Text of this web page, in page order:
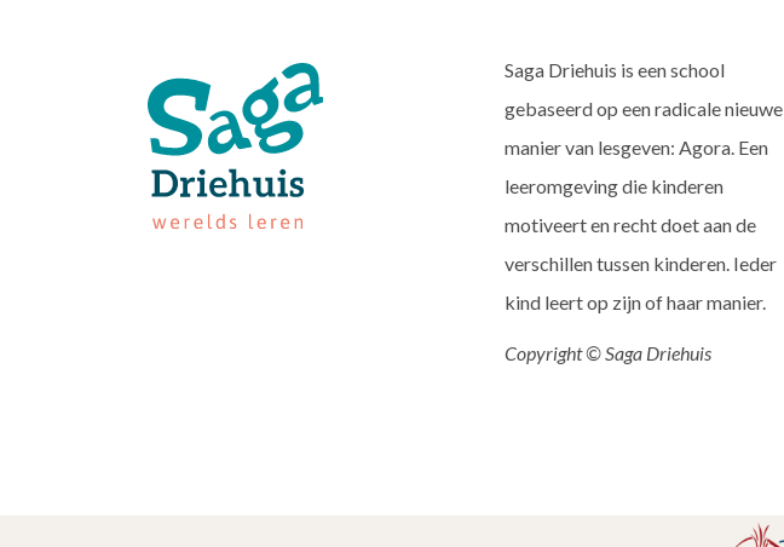
Saga Driehuis is een school
gebaseerd op een radicale nieuwe
manier van lesgeven: Agora. Een
leeromgeving die kinderen
motiveert en recht doet aan de
verschillen tussen kinderen. Ieder
kind leert op zijn of haar manier.
Copyright © Saga Driehuis